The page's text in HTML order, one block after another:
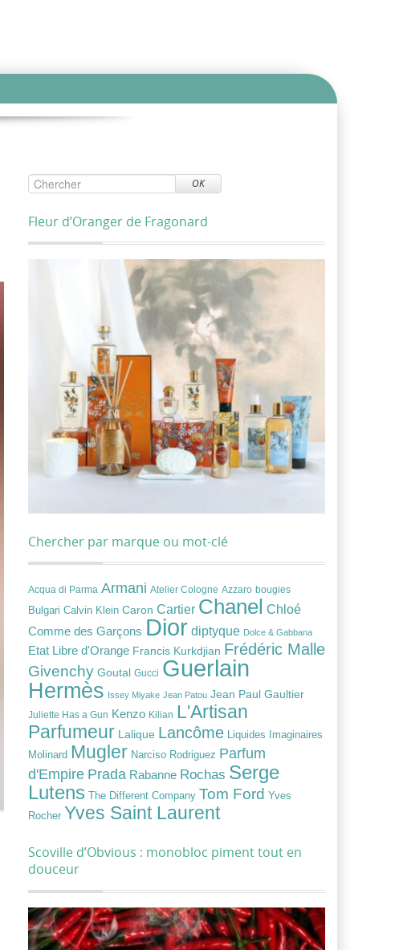
OK
Fleur d’Oranger de Fragonard
Chercher par marque ou mot-clé
Acqua di Parma Armani Atelier Cologne Azzaro bougies
Bulgari Calvin Klein Caron Cartier Chanel Chloé
Comme des Garçons Dior diptyque Dolce & Gabbana
Etat Libre d'Orange Francis Kurkdjian Frédéric Malle
Givenchy Goutal Gucci Guerlain
Hermès Issey Miyake Jean Patou Jean Paul Gaultier
Juliette Has a Gun Kenzo Kilian L'Artisan
Parfumeur Lalique Lancôme Liquides Imaginaires
Molinard Mugler Narciso Rodriguez Parfum
d'Empire Prada Rabanne Rochas Serge
Lutens
The Different Company Tom Ford Yves
Rocher Yves Saint Laurent
Scoville d’Obvious : monobloc piment tout en
douceur